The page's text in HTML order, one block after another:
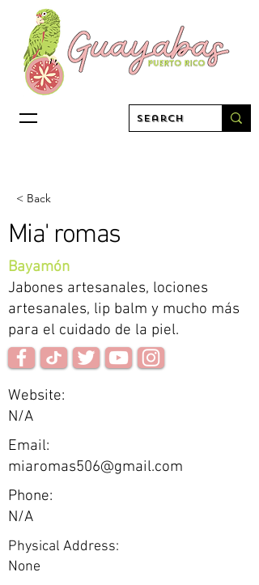
< Back
Mia' romas
Bayamón
Jabones artesanales, lociones
artesanales, lip balm y mucho más
para el cuidado de la piel.
Website:
N/A
Email:
miaromas506@gmail.com
Phone:
N/A
Physical Address:
None